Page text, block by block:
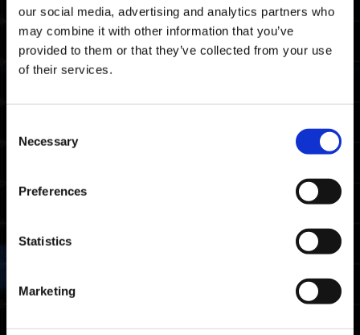
our social media, advertising and analytics partners who
may combine it with other information that you’ve
provided to them or that they’ve collected from your use
of their services.
Selection
Necessary
Preferences
Statistics
Marketing
보상
랭크 어워드
1번이라도 클리어한 플레이어
랭크 획득 랭크 어워드
마스터
건틀릿 파이터